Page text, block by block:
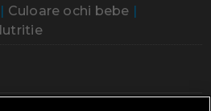
| Culoare ochi bebe |